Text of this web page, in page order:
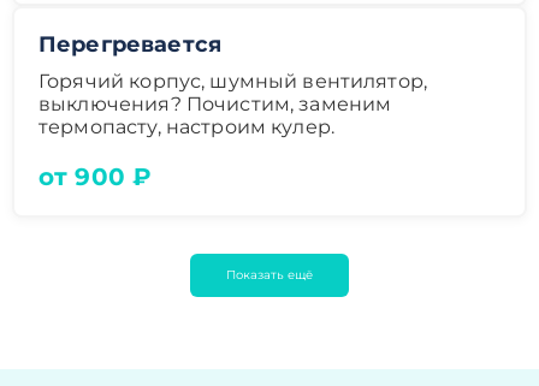
Перегревается
Горячий корпус, шумный вентилятор,
выключения? Почистим, заменим
термопасту, настроим кулер.
от 900 ₽
Показать ещё